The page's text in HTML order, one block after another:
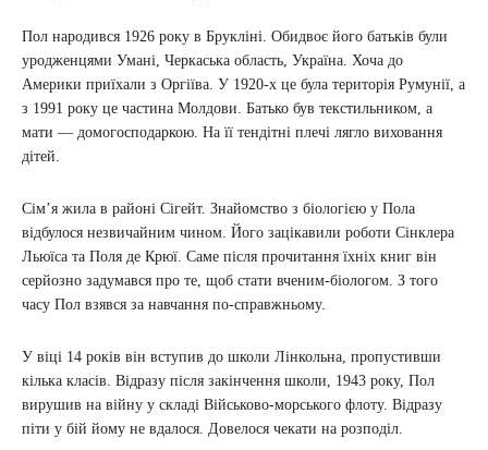
Пол народився 1926 року в Брукліні. Обидвоє його батьків були
уродженцями Умані, Черкаська область, Україна. Хоча до
Америки приїхали з Оргіїва. У 1920-х це була територія Румунії, а
з 1991 року це частина Молдови. Батько був текстильником, а
мати — домогосподаркою. На її тендітні плечі лягло виховання
дітей.
Сім’я жила в районі Сігейт. Знайомство з біологією у Пола
відбулося незвичайним чином. Його зацікавили роботи Сінклера
Льюїса та Поля де Крюї. Саме після прочитання їхніх книг він
серйозно задумався про те, щоб стати вченим-біологом. З того
часу Пол взявся за навчання по-справжньому.
У віці 14 років він вступив до школи Лінкольна, пропустивши
кілька класів. Відразу після закінчення школи, 1943 року, Пол
вирушив на війну у складі Військово-морського флоту. Відразу
піти у бій йому не вдалося. Довелося чекати на розподіл.